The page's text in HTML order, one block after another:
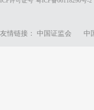
友情链接： 中国证监会 中